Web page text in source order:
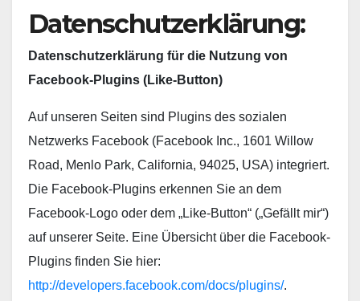
Datenschutzerklärung:
Datenschutzerklärung für die Nutzung von
Facebook-Plugins (Like-Button)
Auf unseren Seiten sind Plugins des sozialen
Netzwerks Facebook (Facebook Inc., 1601 Willow
Road, Menlo Park, California, 94025, USA) integriert.
Die Facebook-Plugins erkennen Sie an dem
Facebook-Logo oder dem „Like-Button“ („Gefällt mir“)
auf unserer Seite. Eine Übersicht über die Facebook-
Plugins finden Sie hier:
http://developers.facebook.com/docs/plugins/.